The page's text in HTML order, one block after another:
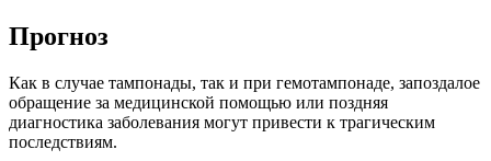
Прогноз
Как в случае тампонады, так и при гемотампонаде, запоздалое
обращение за медицинской помощью или поздняя
диагностика заболевания могут привести к трагическим
последствиям.